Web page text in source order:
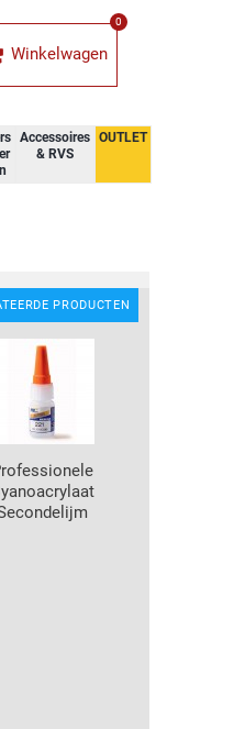
Winkelwagen
0
Accessoires
& RVS
OUTLET
PRODUCTEN